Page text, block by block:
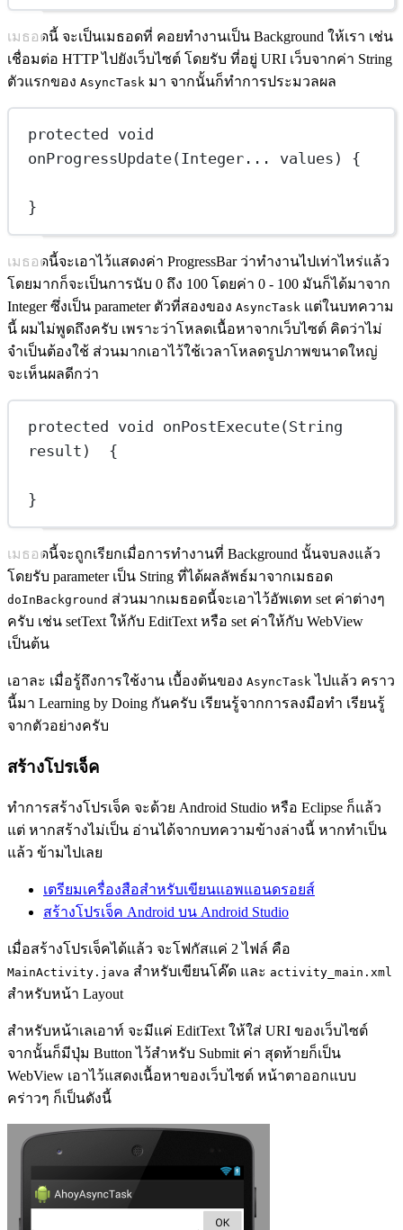
เมธอดนี้ จะเป็นเมธอดที่ คอยทำงานเป็น Background ให้เรา เช่น
เชื่อมต่อ HTTP ไปยังเว็บไซต์ โดยรับ ที่อยู่ URI เว็บจากค่า String
ตัวแรกของ AsyncTask มา จากนั้นก็ทำการประมวลผล
protected
void
onProgressUpdate(Integer... values) {
}
เมธอดนี้จะเอาไว้แสดงค่า ProgressBar ว่าทำงานไปเท่าไหร่แล้ว
โดยมากก็จะเป็นการนับ 0 ถึง 100 โดยค่า 0 - 100 มันก็ได้มาจาก
Integer ซึ่งเป็น parameter ตัวที่สองของ AsyncTask แต่ในบทความ
นี้ ผมไม่พูดถึงครับ เพราะว่าโหลดเนื้อหาจากเว็บไซต์ คิดว่าไม่
จำเป็นต้องใช้ ส่วนมากเอาไว้ใช้เวลาโหลดรูปภาพขนาดใหญ่
จะเห็นผลดีกว่า
protected void onPostExecute(String
result)  {
}
เมธอดนี้จะถูกเรียกเมื่อการทำงานที่ Background นั้นจบลงแล้ว
โดยรับ parameter เป็น String ที่ได้ผลลัพธ์มาจากเมธอด
doInBackground ส่วนมากเมธอดนี้จะเอาไว้อัพเดท set ค่าต่างๆ
ครับ เช่น setText ให้กับ EditText หรือ set ค่าให้กับ WebView
เป็นต้น
เอาละ เมื่อรู้ถึงการใช้งาน เบื้องต้นของ AsyncTask ไปแล้ว คราว
นี้มา Learning by Doing กันครับ เรียนรู้จากการลงมือทำ เรียนรู้
จากตัวอย่างครับ
สร้างโปรเจ็ค
ทำการสร้างโปรเจ็ค จะด้วย Android Studio หรือ Eclipse ก็แล้ว
แต่ หากสร้างไม่เป็น อ่านได้จากบทความข้างล่างนี้ หากทำเป็น
แล้ว ข้ามไปเลย
เตรียมเครื่องสือสำหรับเขียนแอพแอนดรอยส์
สร้างโปรเจ็ค Android บน Android Studio
เมื่อสร้างโปรเจ็คได้แล้ว จะโฟกัสแค่ 2 ไฟล์ คือ
MainActivity.java สำหรับเขียนโค๊ด และ activity_main.xml
สำหรับหน้า Layout
สำหรับหน้าเลเอาท์ จะมีแค่ EditText ให้ใส่ URI ของเว็บไซต์
จากนั้นก็มีปุ่ม Button ไว้สำหรับ Submit ค่า สุดท้ายก็เป็น
WebView เอาไว้แสดงเนื้อหาของเว็บไซต์ หน้าตาออกแบบ
คร่าวๆ ก็เป็นดังนี้